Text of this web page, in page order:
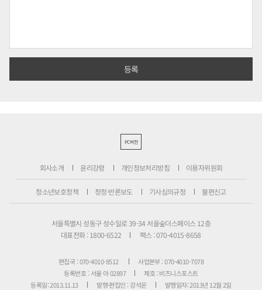
PC버전
회사소개 윤리강령 개인정보처리방침 이용자위원회
청소년보호정책 정정·반론보도 기사심의규정 불편신고
서울특별시 성동구 성수일로 39-34 서울숲더스페이스 12층
대표전화 : 1800-6522
팩스 : 070-4015-8658
편집국 : 070-4010-8512
사업본부 : 070-4010-7078
등록번호 : 서울 아 02897
제호 : 비즈니스포스트
등록일: 2013.11.13
발행·편집인 : 강석운 발행일자: 2013년 12월 2일